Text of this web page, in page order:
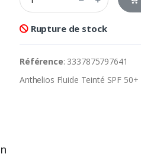
Rupture de stock
Référence: 3337875797641
Anthelios Fluide Teinté SPF